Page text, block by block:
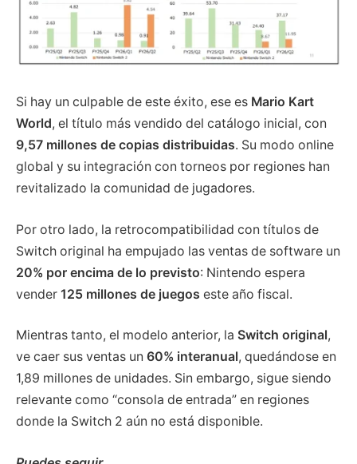
Si hay un culpable de este éxito, ese es Mario Kart
World, el título más vendido del catálogo inicial, con
9,57 millones de copias distribuidas. Su modo online
global y su integración con torneos por regiones han
revitalizado la comunidad de jugadores.
Por otro lado, la retrocompatibilidad con títulos de
Switch original ha empujado las ventas de software un
20% por encima de lo previsto: Nintendo espera
vender 125 millones de juegos este año fiscal.
Mientras tanto, el modelo anterior, la Switch original,
ve caer sus ventas un 60% interanual, quedándose en
1,89 millones de unidades. Sin embargo, sigue siendo
relevante como “consola de entrada” en regiones
donde la Switch 2 aún no está disponible.